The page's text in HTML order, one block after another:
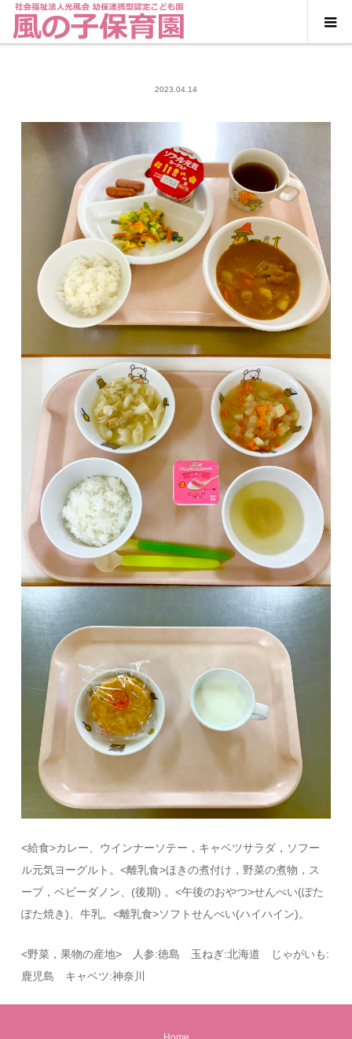
2023.04.14
<給食>カレー、ウインナーソテー，キャベツサラダ，ソフー
ル元気ヨーグルト。<離乳食>ほきの煮付け，野菜の煮物，ス
ープ，ベビーダノン、(後期) 。<午後のおやつ>せんべい(ぽた
ぽた焼き)、牛乳。<離乳食>ソフトせんべい(ハイハイン)。
<野菜，果物の産地> 人参:徳島 玉ねぎ:北海道 じゃがいも:
鹿児島 キャベツ:神奈川